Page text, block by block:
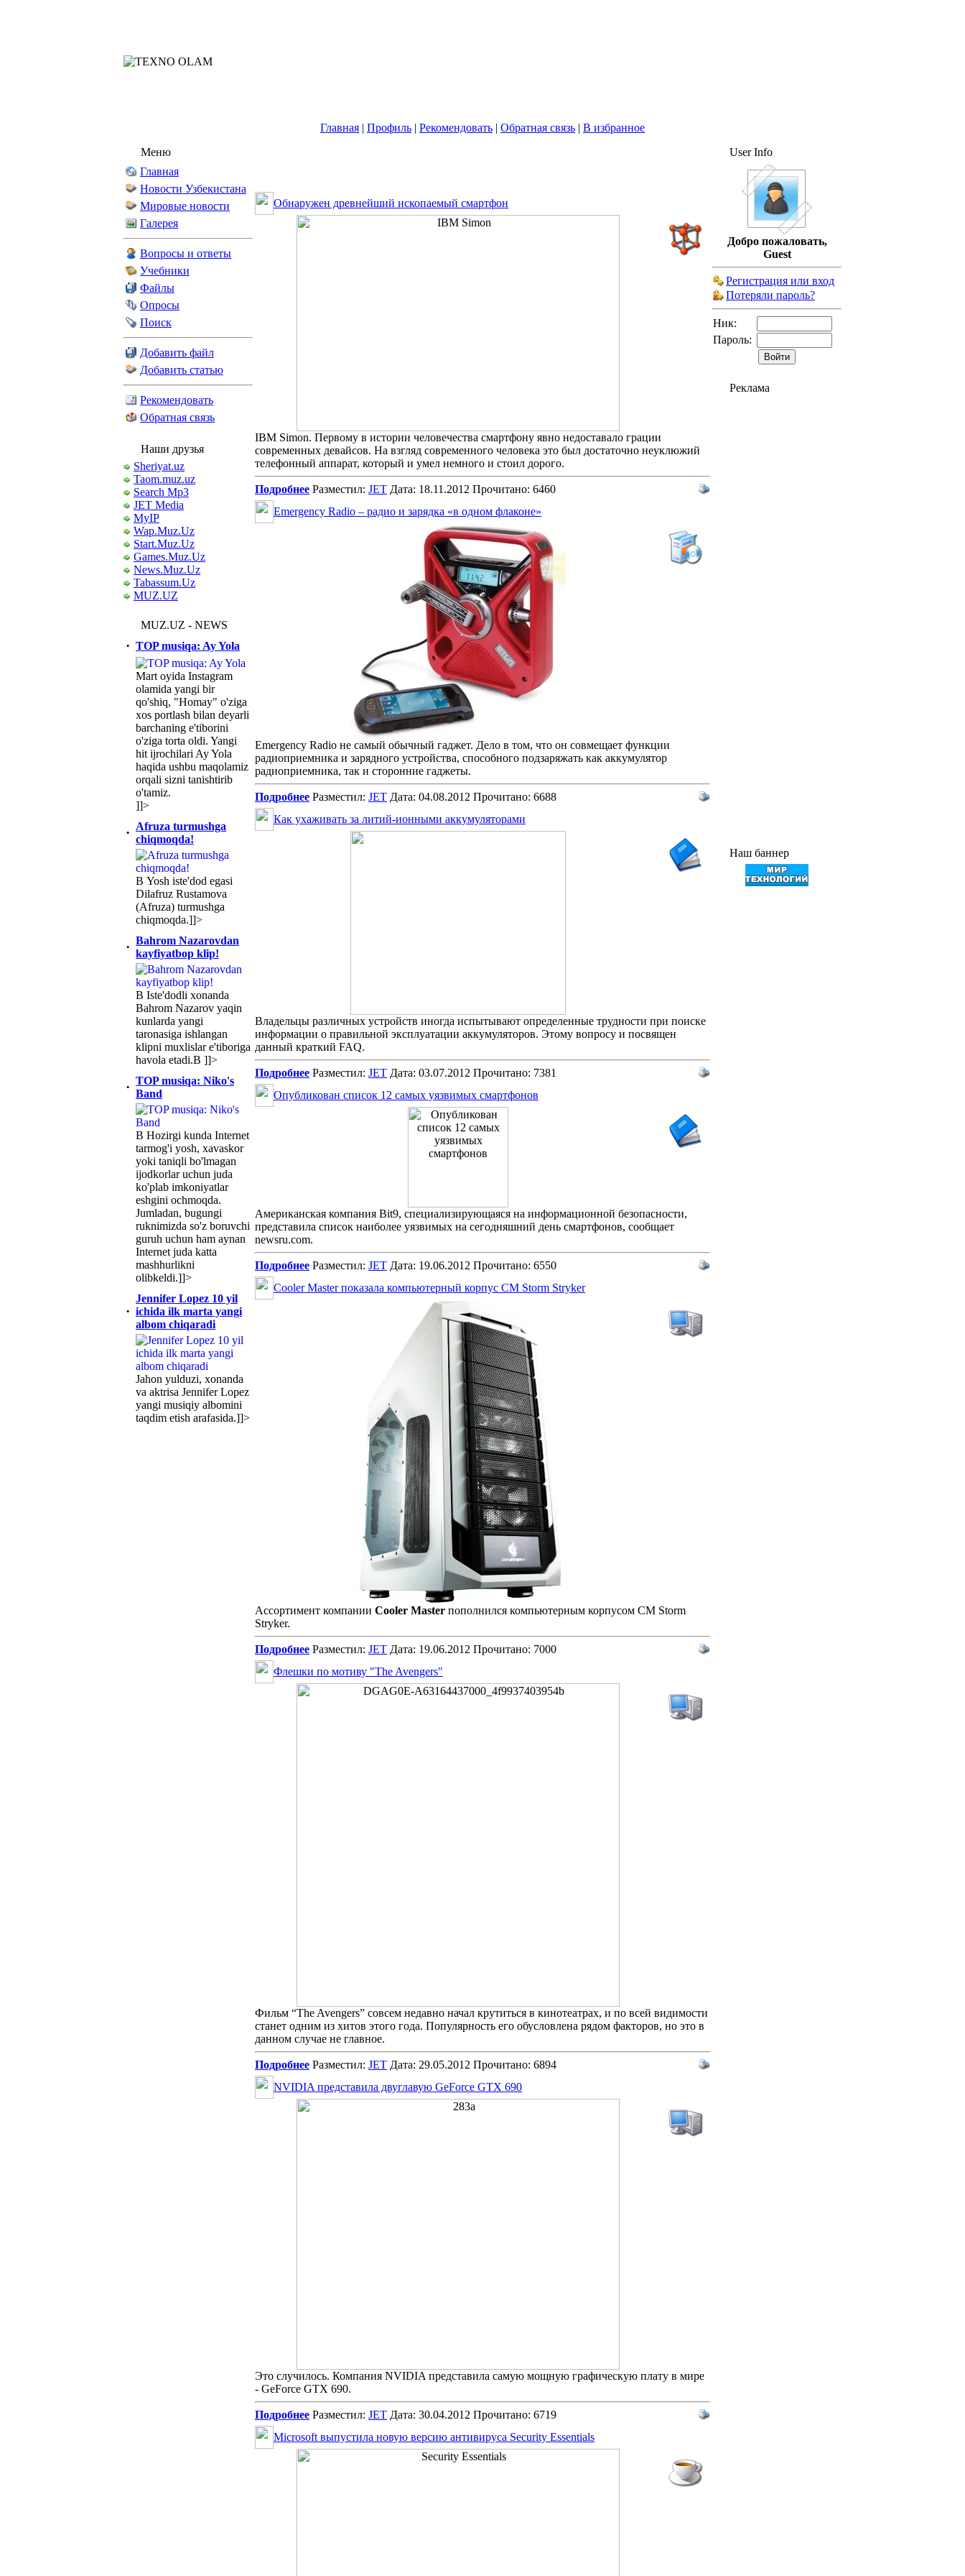
Главная | Профиль | Рекомендовать | Обратная связь | В избранное
Меню
Главная
Новости Узбекистана
Мировые новости
Галерея
Вопросы и ответы
Учебники
Файлы
Опросы
Поиск
Добавить файл
Добавить статью
Рекомендовать
Обратная связь
Наши друзья
Sheriyat.uz
Taom.muz.uz
Search Mp3
JET Media
MyIP
Wap.Muz.Uz
Start.Muz.Uz
Games.Muz.Uz
News.Muz.Uz
Tabassum.Uz
MUZ.UZ
MUZ.UZ - NEWS
· TOP musiqa: Ay Yola
Mart oyida Instagram
olamida yangi bir
qo'shiq, "Homay" o'ziga
xos portlash bilan deyarli
barchaning e'tiborini
o'ziga torta oldi. Yangi
hit ijrochilari Ay Yola
haqida ushbu maqolamiz
orqali sizni tanishtirib
o'tamiz.
]]>
· Afruza turmushga
chiqmoqda!
В Yosh iste'dod egasi
Dilafruz Rustamova
(Afruza) turmushga
chiqmoqda.]]>
· Bahrom Nazarovdan
kayfiyatbop klip!
В Iste'dodli xonanda
Bahrom Nazarov yaqin
kunlarda yangi
taronasiga ishlangan
klipni muxlislar e'tiboriga
havola etadi.В ]]>
· TOP musiqa: Niko's
Band
В Hozirgi kunda Internet
tarmog'i yosh, xavaskor
yoki taniqli bo'lmagan
ijodkorlar uchun juda
ko'plab imkoniyatlar
eshgini ochmoqda.
Jumladan, bugungi
ruknimizda so'z boruvchi
guruh uchun ham aynan
Internet juda katta
mashhurlikni
olibkeldi.]]>
·
Jennifer Lopez 10 yil
ichida ilk marta yangi
albom chiqaradi
Jahon yulduzi, xonanda
va aktrisa Jennifer Lopez
yangi musiqiy albomini
taqdim etish arafasida.]]>
Обнаружен древнейший ископаемый смартфон
IBM Simon. Первому в истории человечества смартфону явно недоставало грации
современных девайсов. На взгляд современного человека это был достаточно неуклюжий
телефонный аппарат, который и умел немного и стоил дорого.
Подробнее Разместил: JET Дата: 18.11.2012 Прочитано: 6460
Emergency Radio – радио и зарядка «в одном флаконе»
Emergency Radio не самый обычный гаджет. Дело в том, что он совмещает функции
радиоприемника и зарядного устройства, способного подзаряжать как аккумулятор
радиоприемника, так и сторонние гаджеты.
Подробнее Разместил: JET Дата: 04.08.2012 Прочитано: 6688
Как ухаживать за литий-ионными аккумуляторами
Владельцы различных устройств иногда испытывают определенные трудности при поиске
информации о правильной эксплуатации аккумуляторов. Этому вопросу и посвящен
данный краткий FAQ.
Подробнее Разместил: JET Дата: 03.07.2012 Прочитано: 7381
Опубликован список 12 самых уязвимых смартфонов
Американская компания Bit9, специализирующаяся на информационной безопасности,
представила список наиболее уязвимых на сегодняшний день смартфонов, сообщает
newsru.com.
Подробнее Разместил: JET Дата: 19.06.2012 Прочитано: 6550
Cooler Master показала компьютерный корпус CM Storm Stryker
Ассортимент компании Cooler Master пополнился компьютерным корпусом CM Storm
Stryker.
Подробнее Разместил: JET Дата: 19.06.2012 Прочитано: 7000
Флешки по мотиву "The Avengers"
Фильм “The Avengers” совсем недавно начал крутиться в кинотеатрах, и по всей видимости
станет одним из хитов этого года. Популярность его обусловлена рядом факторов, но это в
данном случае не главное.
Подробнее Разместил: JET Дата: 29.05.2012 Прочитано: 6894
NVIDIA представила двуглавую GeForce GTX 690
Это случилось. Компания NVIDIA представила самую мощную графическую плату в мире
- GeForce GTX 690.
Подробнее Разместил: JET Дата: 30.04.2012 Прочитано: 6719
Microsoft выпустила новую версию антивируса Security Essentials
User Info
Добро пожаловать,
Guest
Регистрация или вход
Потеряли пароль?
Ник:
Пароль:
Реклама
Наш баннер